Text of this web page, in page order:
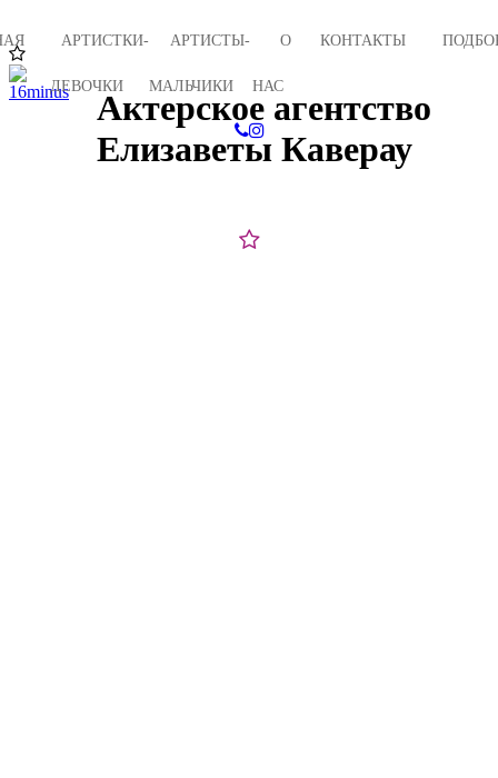
АРТИСТКИ-
ДЕВОЧКИ
АРТИСТЫ-
МАЛЬЧИКИ
О
НАС
КОНТАКТЫ
Актерское агентство
Елизаветы Каверау